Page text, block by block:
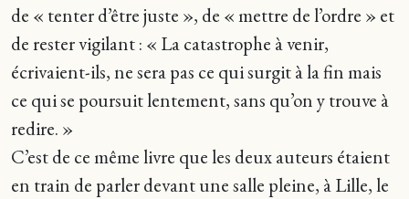
de « tenter d’être juste », de « mettre de l’ordre » et
de rester vigilant : « La catastrophe à venir,
écrivaient-ils, ne sera pas ce qui surgit à la fin mais
ce qui se poursuit lentement, sans qu’on y trouve à
redire. »
C’est de ce même livre que les deux auteurs étaient
en train de parler devant une salle pleine, à Lille, le